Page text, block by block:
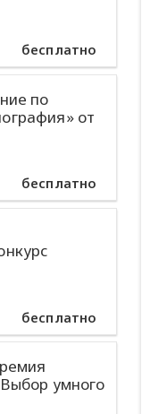
бесплатно
по
от
бесплатно
бесплатно
умного